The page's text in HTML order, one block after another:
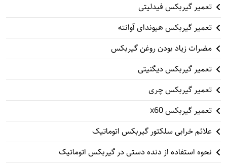
تعمیر گیربکس فیدلیتی
تعمیر گیربکس هیوندای آوانته
مضرات زیاد بودن روغن گیربکس
تعمیر گیربکس دیگنیتی
تعمیر گیربکس چری
تعمیر گیربکس x60
علائم خرابی سلکتور گیربکس اتوماتیک
نحوه استفاده از دنده دستی در گیربکس اتوماتیک